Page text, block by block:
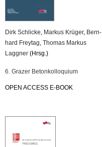
Dirk Schli­cke, Mar­kus Krü­ger, Bern­
hard Frey­tag, Tho­mas Mar­kus
Lagg­ner (Hrsg.)
6. Gra­zer Be­ton­kol­lo­qui­um
OPEN AC­CESS E-BOOK